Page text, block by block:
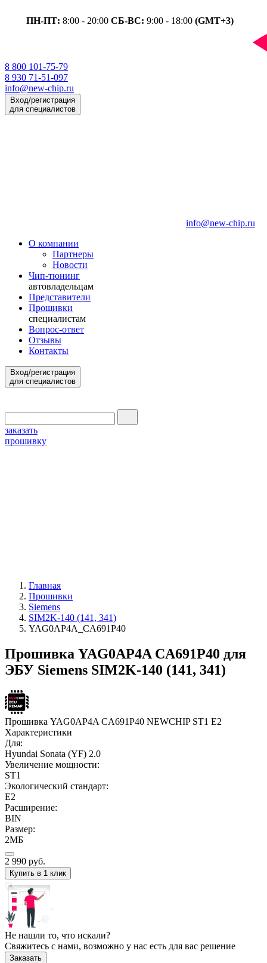
ПН-ПТ: 8:00 - 20:00 СБ-ВС: 9:00 - 18:00 (GMT+3)
8 800 101-75-79
8 930 71-51-097
info@new-chip.ru
Вход/регистрация
для специалистов
info@new-chip.ru
О компании
Партнеры
Новости
Чип-тюнинг
автовладельцам
Представители
Прошивки
специалистам
Вопрос-ответ
Отзывы
Контакты
Вход/регистрация
для специалистов
заказать
прошивку
Главная
Прошивки
Siemens
SIM2K-140 (141, 341)
YAG0AP4A_CA691P40
Прошивка YAG0AP4A CA691P40 для
ЭБУ Siemens SIM2K-140 (141, 341)
Прошивка YAG0AP4A CA691P40 NEWCHIP ST1 E2
Характеристики
Для:
Hyundai Sonata (YF) 2.0
Увеличение мощности:
ST1
Экологический стандарт:
E2
Расширение:
BIN
Размер:
2МБ
2 990 руб.
Купить в 1 клик
Не нашли то, что искали?
Свяжитесь с нами, возможно у нас есть для вас решение
Заказать